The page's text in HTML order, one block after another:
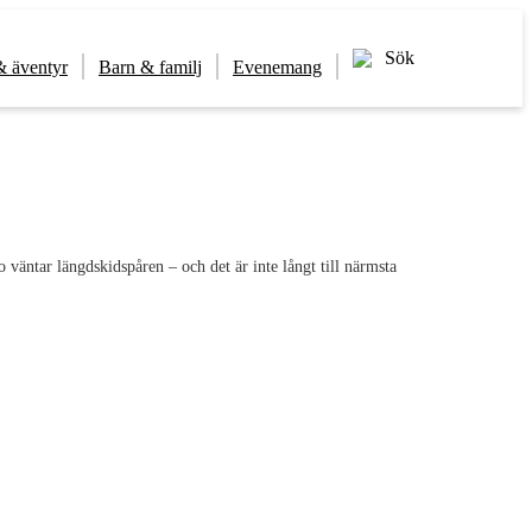
äventyr Barn & familj Evenemang Sök
längdskidspåren – och det är inte långt till närmsta